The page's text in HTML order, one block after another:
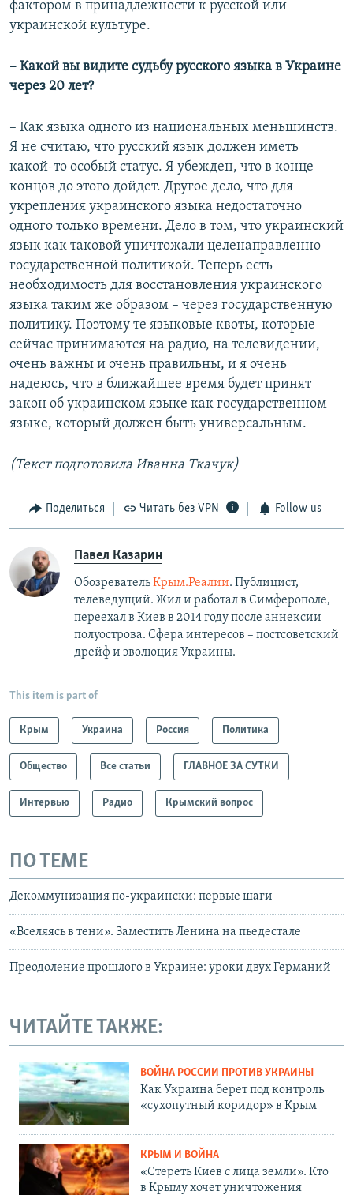
фактором в принадлежности к русской или
украинской культуре.
– Какой вы видите судьбу русского языка в Украине
через 20 лет?
– Как языка одного из национальных меньшинств.
Я не считаю, что русский язык должен иметь
какой-то особый статус. Я убежден, что в конце
концов до этого дойдет. Другое дело, что для
укрепления украинского языка недостаточно
одного только времени. Дело в том, что украинский
язык как таковой уничтожали целенаправленно
государственной политикой. Теперь есть
необходимость для восстановления украинского
языка таким же образом –­­ через государственную
политику. Поэтому те языковые квоты, которые
сейчас принимаются на радио, на телевидении,
очень важны и очень правильны, и я очень
надеюсь, что в ближайшее время будет принят
закон об украинском языке как государственном
языке, который должен быть универсальным.
(Текст подготовила Иванна Ткачук)
Поделиться Читать без VPN Follow us
Павел Казарин
ОбозревательКрым.Реалии. Публицист,
телеведущий. Жил и работал в Симферополе,
переехал в Киев в 2014 году после аннексии
полуострова. Сфера интересов – постсоветский
дрейф и эволюция Украины.
This item is part of
Крым Украина Россия Политика
Общество Все статьи ГЛАВНОЕ ЗА СУТКИ
Интервью Радио Крымский вопрос
ПО ТЕМЕ
Декоммунизация по-украински: первые шаги
«Вселяясь в тени». Заместить Ленина на пьедестале
Преодоление прошлого в Украине: уроки двух Германий
ЧИТАЙТЕ ТАКЖЕ:
ВОЙНА РОССИИ ПРОТИВ УКРАИНЫ
Как Украина берет под контроль
«сухопутный коридор» в Крым
КРЫМ И ВОЙНА
«Стереть Киев с лица земли». Кто
в Крыму хочет уничтожения